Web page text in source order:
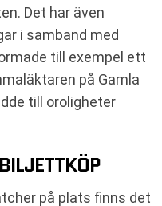
Det har även
i samband med
till exempel ett
på Gamla
till oroligheter
på plats finns det